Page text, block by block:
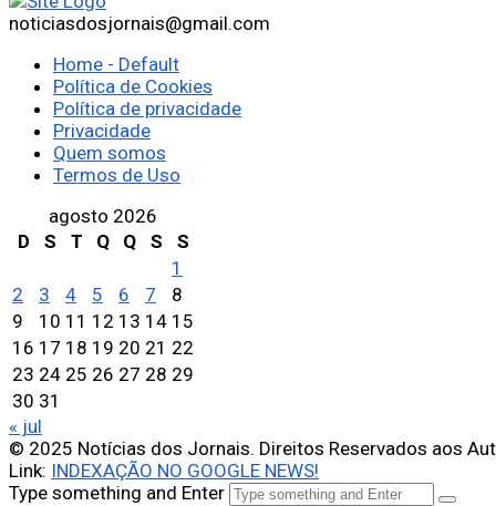
noticiasdosjornais@gmail.com
Home - Default
Política de Cookies
Política de privacidade
Privacidade
Quem somos
Termos de Uso
agosto 2026
D
S T Q Q S
S
1
2
3 4 5 6 7
8
9
10 11 12 13 14 15
16 17 18 19 20 21 22
23 24 25 26 27 28 29
30 31
« jul
© 2025 Notícias dos Jornais. Direitos Reservados aos
Link: INDEXAÇÃO NO GOOGLE NEWS!
Type something and Enter